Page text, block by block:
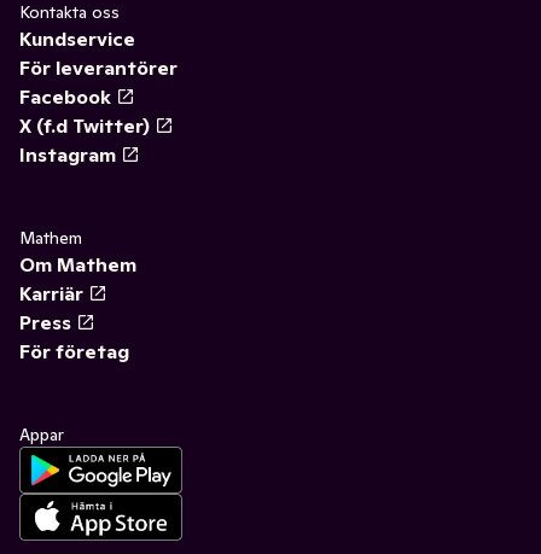
Kontakta oss
Kundservice
För leverantörer
Facebook
X (f.d Twitter)
Instagram
Mathem
Om Mathem
Karriär
Press
För företag
Appar